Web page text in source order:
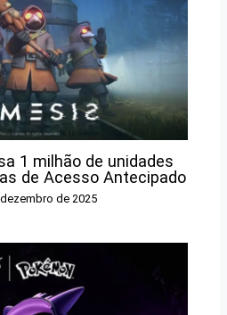
1 milhão de unidades
de Acesso Antecipado
de 2025